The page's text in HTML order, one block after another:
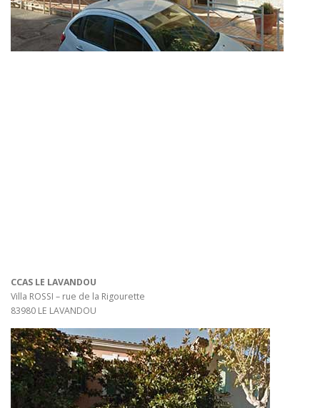
CCAS LE LAVANDOU
Villa ROSSI – rue de la Rigourette
83980 LE LAVANDOU